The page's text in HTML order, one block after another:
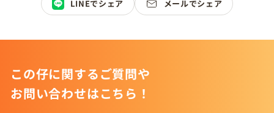
LINEでシェア メールでシェア
この仔に関するご質問や
お問い合わせはこちら！